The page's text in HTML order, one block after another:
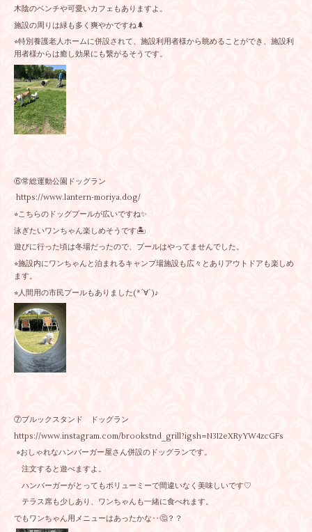
木陰のベンチや可愛いカフェもありますよ。
施設の周りは緑も多く爽やかですね🌲
⭐︎特別養護老人ホームに併設されて、施設利用者様から眺めることができ、施設利
用者様からは癒し効果にも繋がるそうです。
⑥常総運動公園ドッグラン
https://www.lantern-moriya.dog/
⭐︎こちらのドッグプールが広いですね✨
泳ぎたいワンちゃん楽しめそうです🏝️
遊びに行った頃は冬場だったので、プールはやってませんでした。
⭐︎施設内にワンちゃんと泊まれるキャンプ場施設も広々とありアウトドアも楽しめ
ます。
⭐︎人間用の市民プールもありました(*´∀`)♪
⑦ブルックスタンド ドッグラン
https://www.instagram.com/brookstnd_grill?igsh=N3I2eXRyYW4zcGFs
⭐︎おしゃれなハンバーガー屋さん併設のドッグランです。
注文すると遊べますよ。
ハンバーガーがとってもボリューミーで間違いなく美味しいです♡
テラス席も少しあり、ワンちゃんも一緒に食べれます。
でもワンちゃん用メニューはあったかな‥🤔？？